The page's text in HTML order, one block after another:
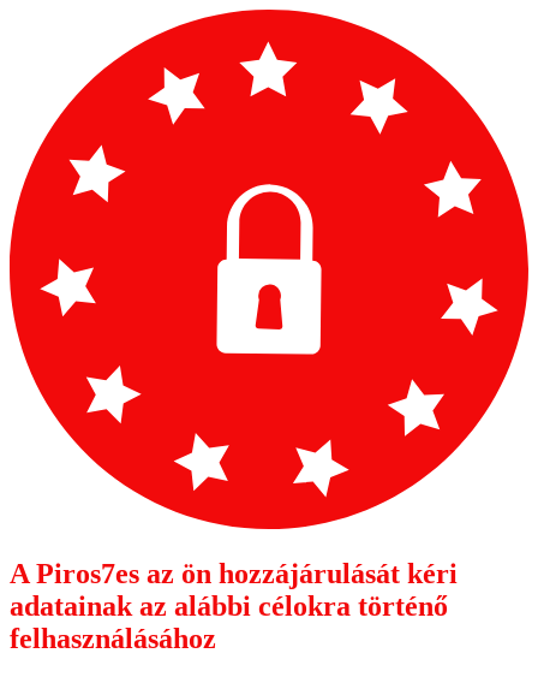
A Piros7es az ön hozzájárulását kéri
adatainak az alábbi célokra történő
felhasználásához